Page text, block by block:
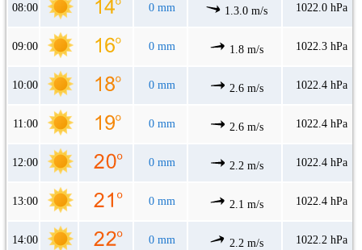
08:00 0 mm 1.3.0 m/s 1022.0 hPa
09:00 0 mm 1.8 m/s 1022.3 hPa
10:00 0 mm 2.6 m/s 1022.4 hPa
11:00 0 mm 2.6 m/s 1022.4 hPa
12:00 0 mm 2.2 m/s 1022.4 hPa
13:00 0 mm 2.1 m/s 1022.4 hPa
14:00 0 mm 2.2 m/s 1022.2 hPa